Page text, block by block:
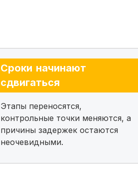
Сроки начинают
сдвигаться
Этапы переносятся,
контрольные точки меняются, а
причины задержек остаются
неочевидными.